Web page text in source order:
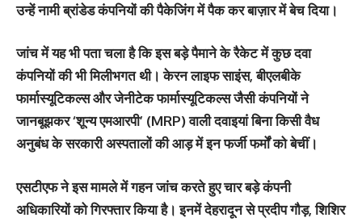
उन्हें नामी ब्रांडेड कंपनियों की पैकेजिंग में पैक कर बाज़ार में बेच दिया।
जांच में यह भी पता चला है कि इस बड़े पैमाने के रैकेट में कुछ दवा
कंपनियों की भी मिलीभगत थी।केरन लाइफ साइंस,बीएलबीके
फार्मास्यूटिकल्सऔरजेनीटेक फार्मास्यूटिकल्सजैसी कंपनियों ने
जानबूझकर ‘शून्य एमआरपी’ (MRP) वाली दवाइयां बिना किसी वैध
अनुबंध के सरकारी अस्पतालों की आड़ में इन फर्जी फर्मों को बेचीं।
एसटीएफ ने इस मामले में गहन जांच करते हुए चार बड़े कंपनी
अधिकारियों को गिरफ्तार किया है। इनमें देहरादून सेप्रदीप गौड़,शिशिर